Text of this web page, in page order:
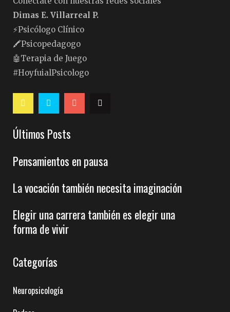
Dimas E. Villarreal P.
⚡️Psicólogo Clínico
🖍Psicopedagogo
🤖Terapia de Juego
#HoyfuialPsicologo
Últimos Posts
Pensamientos en pausa
La vocación también necesita imaginación
Elegir una carrera también es elegir una
forma de vivir
Categorías
Neuropsicología